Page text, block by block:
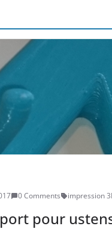
0 Comments impression
pour